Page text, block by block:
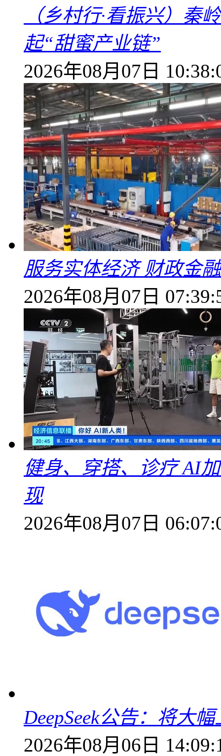
（乡村行·看振兴）秦
起“甜蜜产业链”
2026年08月07日
服务实体经济 财政金
2026年08月07日
健身、穿搭、诊疗 AI
现
2026年08月07日
DeepSeek公告：将大
2026年08月06日